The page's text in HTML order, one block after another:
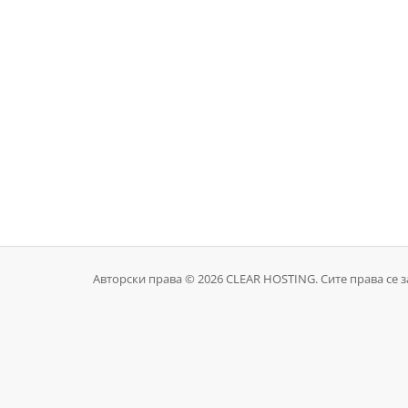
Авторски права © 2026 CLEAR HOSTING. Сите права се